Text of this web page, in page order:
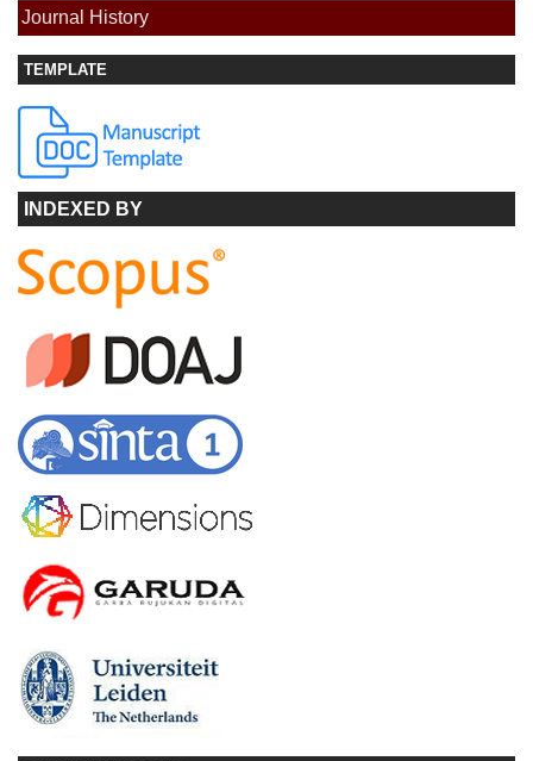
Journal History
TEMPLATE
INDEXED BY